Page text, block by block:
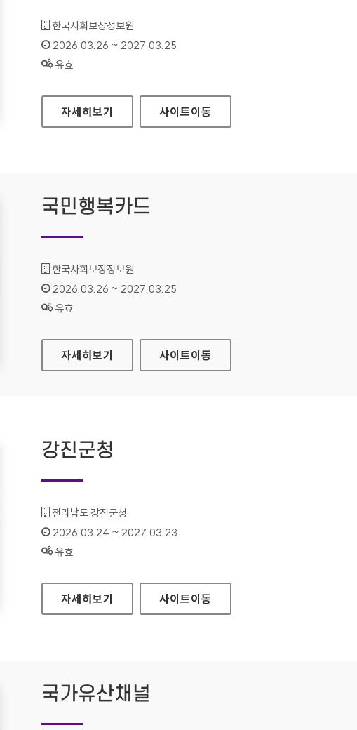
기관명 :
한국사회보장정보원
인증기간 :
2026.03.26 ~ 2027.03.25
상태 :
유효
시각장애인업무지원시스템
자세히보기 사이트이동
국민행복카드
기관명 :
한국사회보장정보원
인증기간 :
2026.03.26 ~ 2027.03.25
상태 :
유효
국민행복카드
자세히보기 사이트이동
강진군청
기관명 :
전라남도 강진군청
인증기간 :
2026.03.24 ~ 2027.03.23
상태 :
유효
강진군청
자세히보기 사이트이동
국가유산채널